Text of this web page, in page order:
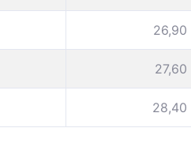
26,90
27,60
28,40